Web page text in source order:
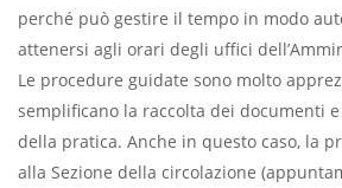
perché può gestire il tempo in modo
attenersi agli orari degli uffici
Le procedure guidate sono molto
semplificano la raccolta dei documenti e
della pratica. Anche in questo caso, la
alla Sezione della circolazione